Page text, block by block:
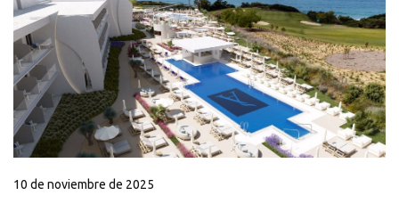
10 de noviembre de 2025